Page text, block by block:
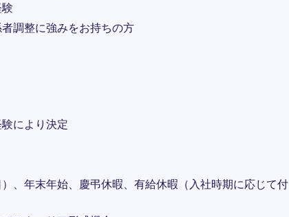
調整に強みをお持ちの方
により決定
、年末年始、慶弔休暇、有給休暇（入社時期に応じて付